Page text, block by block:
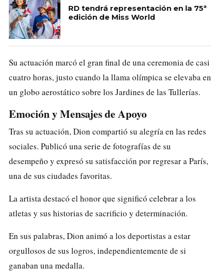
RD tendrá representación en la 75ª
edición de Miss World
Su actuación marcó el gran final de una ceremonia de casi
cuatro horas, justo cuando la llama olímpica se elevaba en
un globo aerostático sobre los Jardines de las Tullerías.
Emoción y Mensajes de Apoyo
Tras su actuación, Dion compartió su alegría en las redes
sociales. Publicó una serie de fotografías de su
desempeño y expresó su satisfacción por regresar aParís,
una de sus ciudades favoritas.
La artista destacó el honor que significó celebrar a los
atletas y sus historias de sacrificio y determinación.
En sus palabras, Dion animó a los deportistas a estar
orgullosos de sus logros, independientemente de si
ganaban una medalla.